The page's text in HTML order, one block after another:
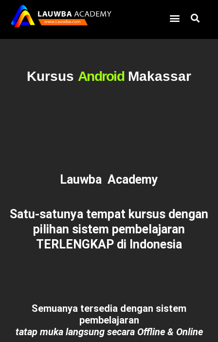
Kursus Android Makassar
Lauwba Academy
Satu-satunya tempat kursus dengan
pilihan sistem pembelajaran
TERLENGKAP di Indonesia
Semuanya tersedia dengan sistem
pembelajaran
tatap muka langsung secara Offline & Online